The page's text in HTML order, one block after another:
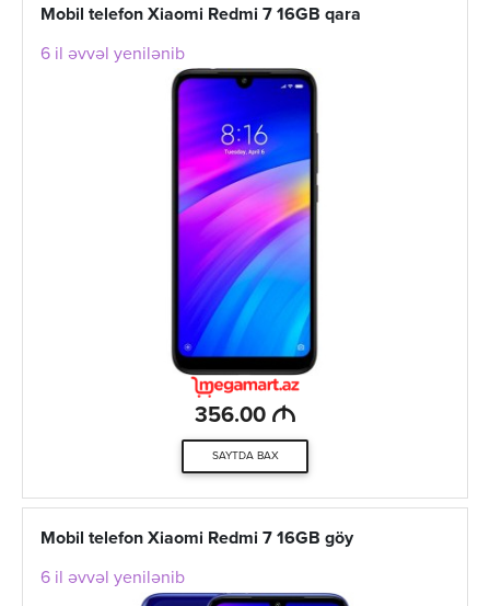
Mobil telefon Xiaomi Redmi 7 16GB qara
6 il əvvəl yenilənib
356.00 M
SAYTDA BAX
Mobil telefon Xiaomi Redmi 7 16GB göy
6 il əvvəl yenilənib